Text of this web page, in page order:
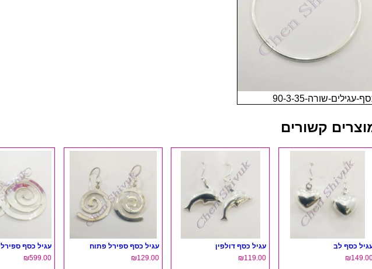
עגילים-שורה-90-3-35
קשורים
כסף לב
₪
עגיל כסף דולפין
₪119.00
עגיל כסף ספירל פתוח
₪129.00
עגיל כסף ספירל
₪599.00